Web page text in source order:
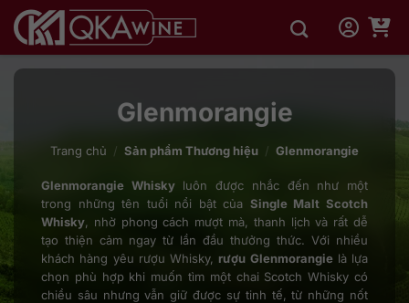
qua
dung
Glenmorangie
Trang chủ / Sản phẩm Thương hiệu / Glenmorangie
Glenmorangie Whiskyluôn được nhắc đến như một
trong những tên tuổi nổi bật của Single Malt Scotch
Whisky, nhờ phong cách mượt mà, thanh lịch và rất dễ
tạo thiện cảm ngay từ lần đầu thưởng thức. Với nhiều
khách hàng yêu rượu Whisky, rượu Glenmorangie là lựa
chọn phù hợp khi muốn tìm một chai Scotch Whisky có
chiều sâu nhưng vẫn giữ được sự tinh tế, từ những nốt